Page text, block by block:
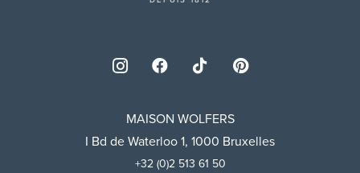
MAISON WOLFERS
I Bd de Waterloo 1, 1000 Bruxelles
+32 (0)2 513 61 50